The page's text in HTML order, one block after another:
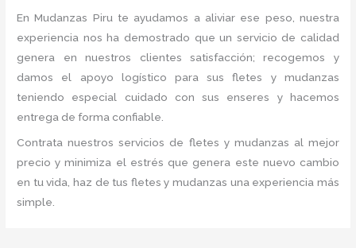
En Mudanzas Piru te ayudamos a aliviar ese peso, nuestra
experiencia nos ha demostrado que un servicio de calidad
genera en nuestros clientes satisfacción; recogemos y
damos el apoyo logístico para sus fletes y mudanzas
teniendo especial cuidado con sus enseres y hacemos
entrega de forma confiable.
Contrata nuestros servicios de fletes y mudanzas al mejor
precio y minimiza el estrés que genera este nuevo cambio
en tu vida, haz de tus fletes y mudanzas una experiencia más
simple.